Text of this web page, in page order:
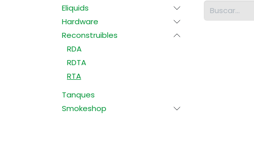
Eliquids
Hardware
Reconstruibles
RDA
RDTA
RTA
Tanques
Smokeshop